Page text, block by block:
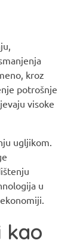
kroz
potrošnje
visoke
ugljikom.
u
kao